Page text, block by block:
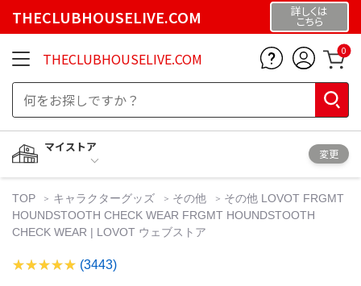
THECLUBHOUSELIVE.COM 詳しくは
こちら
THECLUBHOUSELIVE.COM 0
マイストア
変更
TOP キャラクターグッズ その他
その他 LOVOT FRGMT
HOUNDSTOOTH CHECK WEAR FRGMT HOUNDSTOOTH
CHECK WEAR | LOVOT ウェブストア
(3443)